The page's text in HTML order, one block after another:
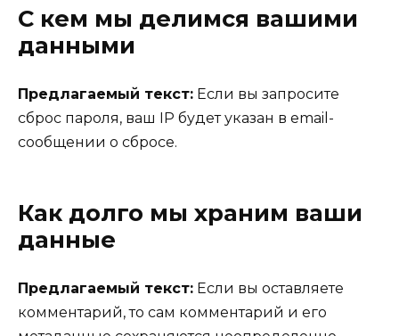
С кем мы делимся вашими
данными
Предлагаемый текст: Если вы запросите
сброс пароля, ваш IP будет указан в email-
сообщении о сбросе.
Как долго мы храним ваши
данные
Предлагаемый текст: Если вы оставляете
комментарий, то сам комментарий и его